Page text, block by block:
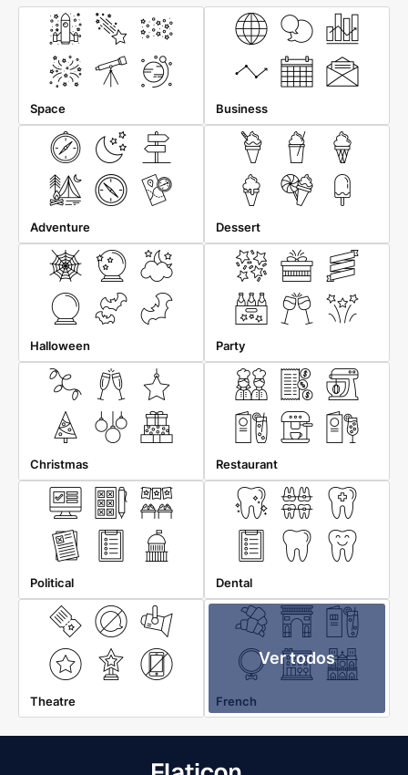
Space Business
Adventure Dessert
Halloween Party
Christmas Restaurant
Political Dental
Theatre
Ver todos
French